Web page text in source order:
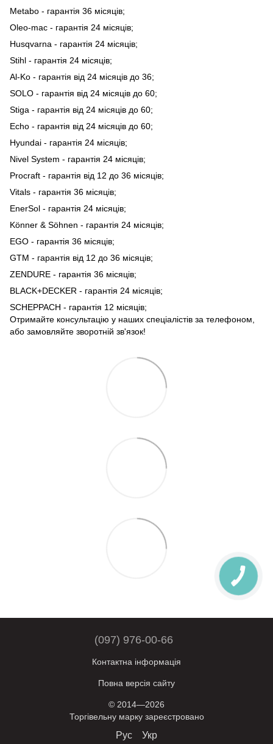
Metabo - гарантія 36 місяців;
Oleo-mac - гарантія 24 місяців;
Husqvarna - гарантія 24 місяців;
Stihl - гарантія 24 місяців;
Al-Ko - гарантія від 24 місяців до 36;
SOLO - гарантія від 24 місяців до 60;
Stiga - гарантія від 24 місяців до 60;
Echo - гарантія від 24 місяців до 60;
Hyundai - гарантія 24 місяців;
Nivel System - гарантія 24 місяців;
Procraft - гарантія від 12 до 36 місяців;
Vitals - гарантія 36 місяців;
EnerSol - гарантія 24 місяців;
Könner & Söhnen - гарантія 24 місяців;
EGO - гарантія 36 місяців;
GTM - гарантія від 12 до 36 місяців;
ZENDURE - гарантія 36 місяців;
BLACK+DECKER - гарантія 24 місяців;
SCHEPPACH - гарантія 12 місяців;
Отримайте консультацію у наших спеціалістів за телефоном,
або замовляйте зворотній зв'язок!
(097) 976-00-66
Контактна інформація
Повна версія сайту
© 2014—2026
Торгівельну марку зареєстровано
Рус Укр